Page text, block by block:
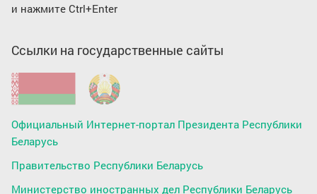
и нажмите Ctrl+Enter
Ссылки на государственные сайты
Официальный Интернет-портал Президента Республики
Беларусь
Правительство Республики Беларусь
Министерство иностранных дел Республики Беларусь